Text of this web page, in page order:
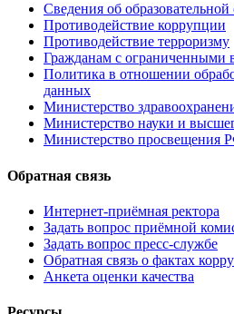
Сведения об образовательной
Противодействие коррупции
Противодействие терроризму
Гражданам с ограниченными
Политика в отношении
данных
Министерство
Министерство науки и
Министерство просвещения
Обратная связь
Интернет-приёмная ректора
Задать вопрос приёмной
Задать вопрос пресс-службе
Обратная связь о фактах
Анкета оценки качества